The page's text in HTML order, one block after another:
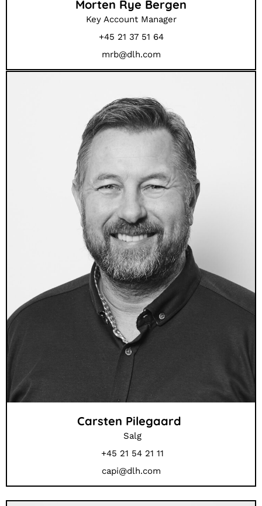
Morten Rye Bergen
Key Account Manager
+45 21 37 51 64
mrb@dlh.com
Carsten Pilegaard
Salg
+45 21 54 21 11
capi@dlh.com